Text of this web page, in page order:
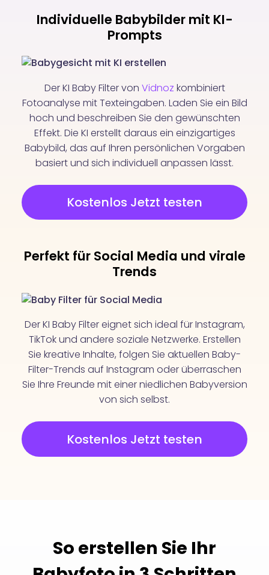
Individuelle Babybilder mit KI-
Prompts
Der KI Baby Filter von Vidnoz kombiniert
Fotoanalyse mit Texteingaben. Laden Sie ein Bild
hoch und beschreiben Sie den gewünschten
Effekt. Die KI erstellt daraus ein einzigartiges
Babybild, das auf Ihren persönlichen Vorgaben
basiert und sich individuell anpassen lässt.
Kostenlos Jetzt testen
Perfekt für Social Media und virale
Trends
Der KI Baby Filter eignet sich ideal für Instagram,
TikTok und andere soziale Netzwerke. Erstellen
Sie kreative Inhalte, folgen Sie aktuellen Baby-
Filter-Trends auf Instagram oder überraschen
Sie Ihre Freunde mit einer niedlichen Babyversion
von sich selbst.
Kostenlos Jetzt testen
So erstellen Sie Ihr